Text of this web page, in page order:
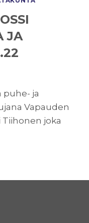
JA
puhe- ja
Vapauden
Tiihonen joka